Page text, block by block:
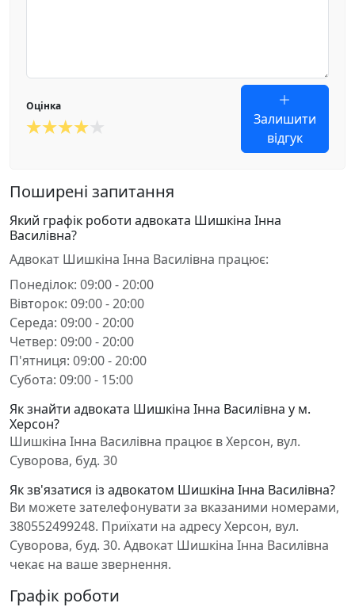
Оцінка
Залишити
відгук
Поширені запитання
Який графік роботи адвоката Шишкіна Інна
Василівна?
Адвокат Шишкіна Інна Василівна працює:
Понеділок: 09:00 - 20:00
Вівторок: 09:00 - 20:00
Середа: 09:00 - 20:00
Четвер: 09:00 - 20:00
П'ятниця: 09:00 - 20:00
Субота: 09:00 - 15:00
Як знайти адвоката Шишкіна Інна Василівна у м.
Херсон?
Шишкіна Інна Василівна працює в Херсон, вул.
Суворова, буд. 30
Як зв'язатися із адвокатом Шишкіна Інна Василівна?
Ви можете зателефонувати за вказаними номерами,
380552499248. Приїхати на адресу Херсон, вул.
Суворова, буд. 30. Адвокат Шишкіна Інна Василівна
чекає на ваше звернення.
Графік роботи